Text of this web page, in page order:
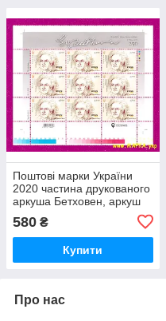
Поштові марки України
2020 частина друкованого
аркуша Бетховен, аркуш
580 ₴
Купити
Про нас